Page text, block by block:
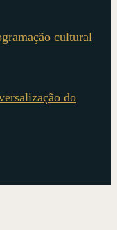
cultural
do